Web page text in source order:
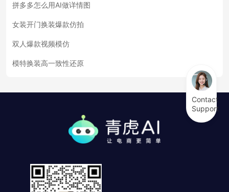
拼多多怎么用AI做详情图
女装开门换装爆款仿拍
双人爆款视频模仿
模特换装高一致性还原
Contact
Support